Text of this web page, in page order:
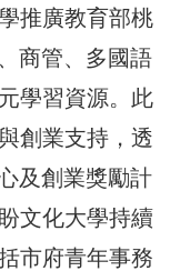
推廣教育部桃
商管、多國語
學習資源。此
創業支持，透
及創業獎勵計
文化大學持續
市府青年事務